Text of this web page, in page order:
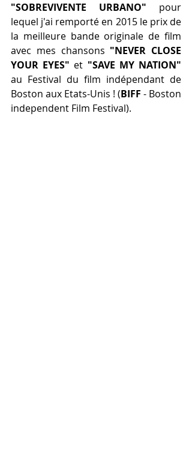
"SOBREVIVENTE URBANO" pour
lequel j'ai remporté en 2015 le prix de
la meilleure bande originale de film
avec mes chansons "NEVER CLOSE
YOUR EYES" et "SAVE MY NATION"
au Festival du film indépendant de
Boston aux Etats-Unis ! (BIFF - Boston
independent Film Festival).